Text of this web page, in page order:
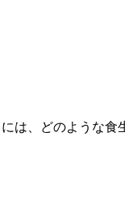
は、どのような